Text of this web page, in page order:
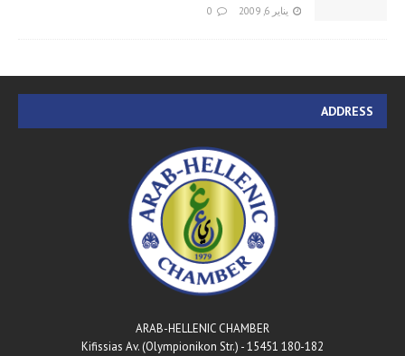
يناير 6, 2009 0
ADDRESS
ARAB-HELLENIC CHAMBER
180-182 Kifissias Av. (Olympionikon Str.) - 15451